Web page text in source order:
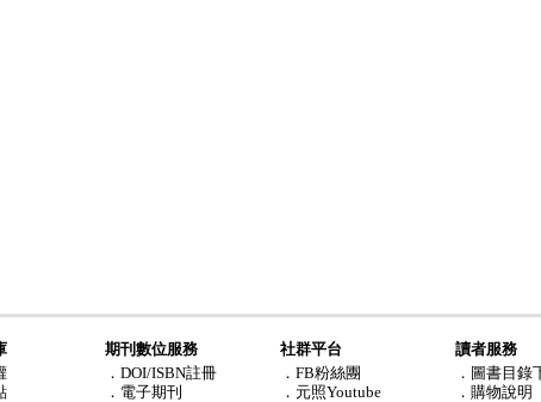
期刊數位服務
．DOI/ISBN註冊
．電子期刊
社群平台
．FB粉絲團
．元照Youtube
讀者服務
．圖書目錄
．購物說明